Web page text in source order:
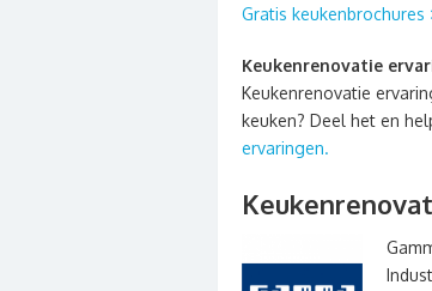
Gratis keukenbrochures
Keukenrenovatie
Keukenrenovatie
keuken? Deel het en
ervaringen.